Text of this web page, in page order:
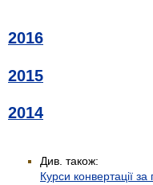
2016
2015
2014
Див. також:
Курси конвертації